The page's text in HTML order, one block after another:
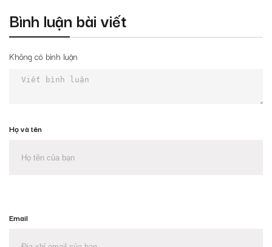
Bình luận bài viết
Không có bình luận
Họ và tên
Email